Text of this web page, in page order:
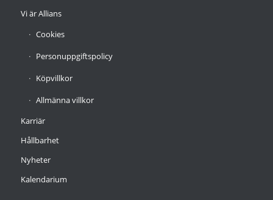
Vi är Allians
Cookies
Personuppgiftspolicy
Köpvillkor
Allmänna villkor
Karriär
Hållbarhet
Nyheter
Kalendarium